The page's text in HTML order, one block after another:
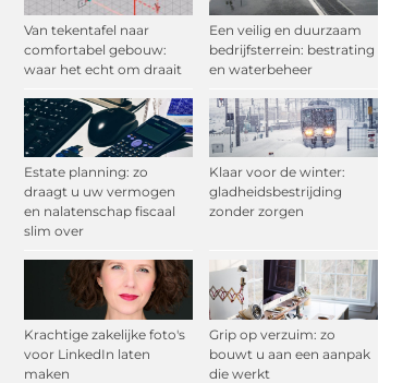
Van tekentafel naar
comfortabel gebouw:
waar het echt om draait
Een veilig en duurzaam
bedrijfsterrein: bestrating
en waterbeheer
Estate planning: zo
draagt u uw vermogen
en nalatenschap fiscaal
slim over
Klaar voor de winter:
gladheidsbestrijding
zonder zorgen
Krachtige zakelijke foto's
voor LinkedIn laten
maken
Grip op verzuim: zo
bouwt u aan een aanpak
die werkt